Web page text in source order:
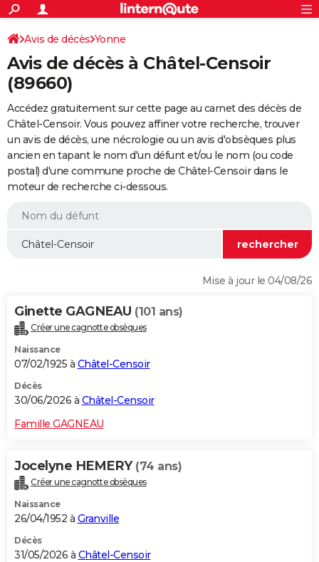
ACTUALITÉS
Politique
Société
Faits Divers
Education
Monde
Villes
+
SPORT
Coupe du monde 2026
Football
Tennis
Cyclisme
Rugby
Forum
FINANCE
Retraite
Impôts
Epargne
Immobilier
Risques naturels par ville
Banque
Assurance
Crédit
Essais
Réserver un essai
Citadines
Berlines
SUV
Forum auto
+
HIGH-TECH
Mobiles
Meilleur smartphone
Internet
Ordinateurs
Jeux vidéo
Guide high-tech
+BRICOLAGE
Forum
Aménagement intérieur
Extérieur
Cuisine
Salle de bains
Jardinage
Rangement
WEEK-END
Guides de France
Escapades
Patrimoine
Expositions
Musées
Week-end nature
LIFESTYLE
Alimentation
Guide de la santé
Maladies
Médicaments
Sommeil
VOYAGE
Destinations
City break
Voyage nature
Voyage de noces
Forum
Climat
+PHOTO
GUIDES D'ACHAT
BONS PLANS
CARTE DE VOEUX
Dictionnaire
Biographies
Citations
Expressions
Proverbes
PROGRAMME TV
COPAINS D'AVANT
S'inscrire
Se connecter
Lycées
Collèges
Primaires
Universités
Entreprises
Service militaire
Avis de recherche
AVIS DE DÉCÈS
Avis de décès Yonne
Avis de décès à Châtel-Censoir
(89660)
Accédez gratuitement sur cette page au carnet des décès de
Châtel-Censoir. Vous pouvez affiner votre recherche, trouver
un avis de décès, une nécrologie ou un avis d'obsèques plus
ancien en tapant le nom d'un défunt et/ou le nom (ou code
postal) d'une commune proche de Châtel-Censoir dans le
moteur de recherche ci-dessous.
Mise à jour le 04/08/26
Ginette GAGNEAU (101 ans)
Créer une cagnotte obsèques
Naissance
07/02/1925 à Châtel-Censoir
Décès
30/06/2026 à Châtel-Censoir
Famille GAGNEAU
Jocelyne HEMERY (74 ans)
Créer une cagnotte obsèques
Naissance
26/04/1952 à Granville
Décès
31/05/2026 à Châtel-Censoir